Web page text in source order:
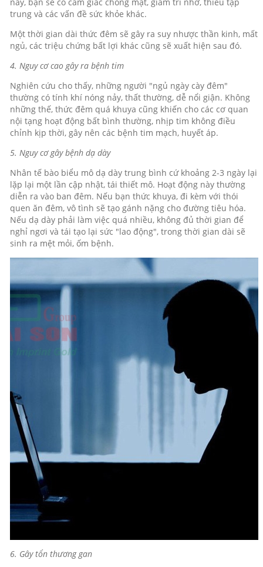
trung và các vấn đề sức khỏe khác.
Một thời gian dài thức đêm sẽ gây ra suy nhược thần kinh, mất
ngủ, các triệu chứng bất lợi khác cũng sẽ xuất hiện sau đó.
4. Nguy cơ cao gây ra bệnh tim
Nghiên cứu cho thấy, những người "ngủ ngày cày đêm"
thường có tính khí nóng nảy, thất thường, dễ nổi giận. Không
những thế, thức đêm quá khuya cũng khiến cho các cơ quan
nội tạng hoạt động bất bình thường, nhịp tim không điều
chỉnh kịp thời, gây nên các bệnh tim mạch, huyết áp.
5. Nguy cơ gây bệnh dạ dày
Nhân tế bào biểu mô dạ dày trung bình cứ khoảng 2-3 ngày lại
lặp lại một lần cập nhật, tái thiết mô. Hoạt động này thường
diễn ra vào ban đêm. Nếu bạn thức khuya, đi kèm với thói
quen ăn đêm, vô tình sẽ tạo gánh nặng cho đường tiêu hóa.
Nếu dạ dày phải làm việc quá nhiều, không đủ thời gian để
nghỉ ngơi và tái tạo lại sức "lao động", trong thời gian dài sẽ
sinh ra mệt mỏi, ốm bệnh.
6. Gây tổn thương gan